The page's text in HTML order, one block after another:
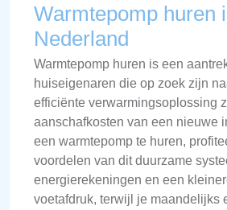
Warmtepomp huren
Nederland
Warmtepomp huren is een
huiseigenaren die op zoek zijn
efficiënte verwarmingsoplossing
aanschafkosten van een nieuwe
een warmtepomp te huren,
voordelen van dit duurzame
energierekeningen en een
voetafdruk, terwijl je maandelijks